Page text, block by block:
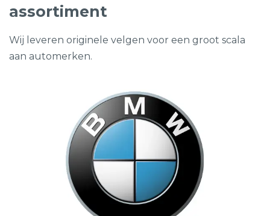
assortiment
Wij leveren originele velgen voor een groot scala
aan automerken.